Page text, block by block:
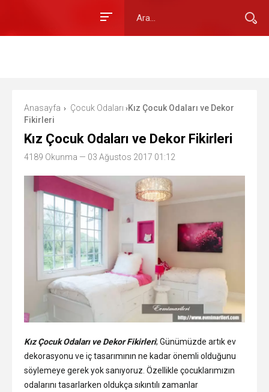
Anasayfa › Çocuk Odaları › Kız Çocuk Odaları ve Dekor
Fikirleri
Kız Çocuk Odaları ve Dekor Fikirleri
4189 Okunma — 03 Ağustos 2017 01:12
Kız Çocuk Odaları ve Dekor Fikirleri; Günümüzde artık ev
dekorasyonu ve iç tasarımının ne kadar önemli olduğunu
söylemeye gerek yok sanıyoruz. Özellikle çocuklarımızın
odalarını tasarlarken oldukça sıkıntılı zamanlar